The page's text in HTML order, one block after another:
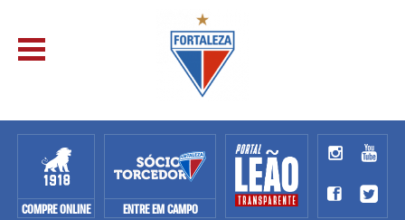
COMPRE ONLINE ENTRE EM CAMPO